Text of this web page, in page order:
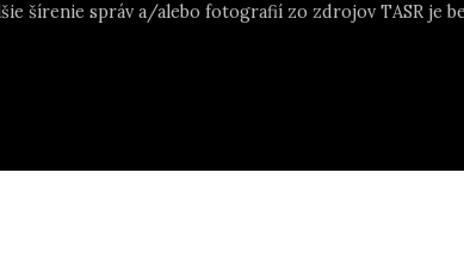
šírenie správ a/alebo fotografií zo zdrojov TASR je